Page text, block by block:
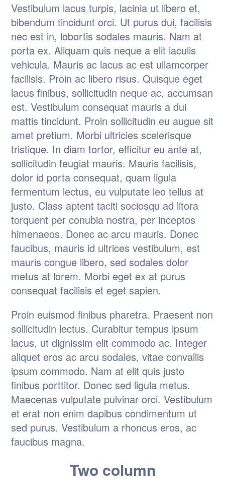
Vestibulum lacus turpis, lacinia ut libero et,
bibendum tincidunt orci. Ut purus dui, facilisis
nec est in, lobortis sodales mauris. Nam at
porta ex. Aliquam quis neque a elit iaculis
vehicula. Mauris ac lacus ac est ullamcorper
facilisis. Proin ac libero risus. Quisque eget
lacus finibus, sollicitudin neque ac, accumsan
est. Vestibulum consequat mauris a dui
mattis tincidunt. Proin sollicitudin eu augue sit
amet pretium. Morbi ultricies scelerisque
tristique. In diam tortor, efficitur eu ante at,
sollicitudin feugiat mauris. Mauris facilisis,
dolor id porta consequat, quam ligula
fermentum lectus, eu vulputate leo tellus at
justo. Class aptent taciti sociosqu ad litora
torquent per conubia nostra, per inceptos
himenaeos. Donec ac arcu mauris. Donec
faucibus, mauris id ultrices vestibulum, est
mauris congue libero, sed sodales dolor
metus at lorem. Morbi eget ex at purus
consequat facilisis et eget sapien.
Proin euismod finibus pharetra. Praesent non
sollicitudin lectus. Curabitur tempus ipsum
lacus, ut dignissim elit commodo ac. Integer
aliquet eros ac arcu sodales, vitae convallis
ipsum commodo. Nam at elit quis justo
finibus porttitor. Donec sed ligula metus.
Maecenas vulputate pulvinar orci. Vestibulum
et erat non enim dapibus condimentum ut
sed purus. Vestibulum a rhoncus eros, ac
faucibus magna.
Two column